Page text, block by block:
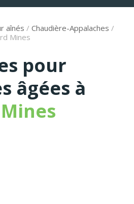
aînés / Chaudière-Appalaches /
Mines
pour
âgées à